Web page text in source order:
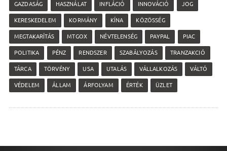
GAZDASÁG HASZNÁLAT INFLÁCIÓ INNOVÁCIÓ JOG
KERESKEDELEM KORMÁNY KÍNA KÖZÖSSÉG
MEGTAKARÍTÁS MTGOX NÉVTELENSÉG PAYPAL PIAC
POLITIKA PÉNZ RENDSZER SZABÁLYOZÁS TRANZAKCIÓ
TÁRCA TÖRVÉNY USA UTALÁS VÁLLALKOZÁS VÁLTÓ
VÉDELEM ÁLLAM ÁRFOLYAM ÉRTÉK ÜZLET